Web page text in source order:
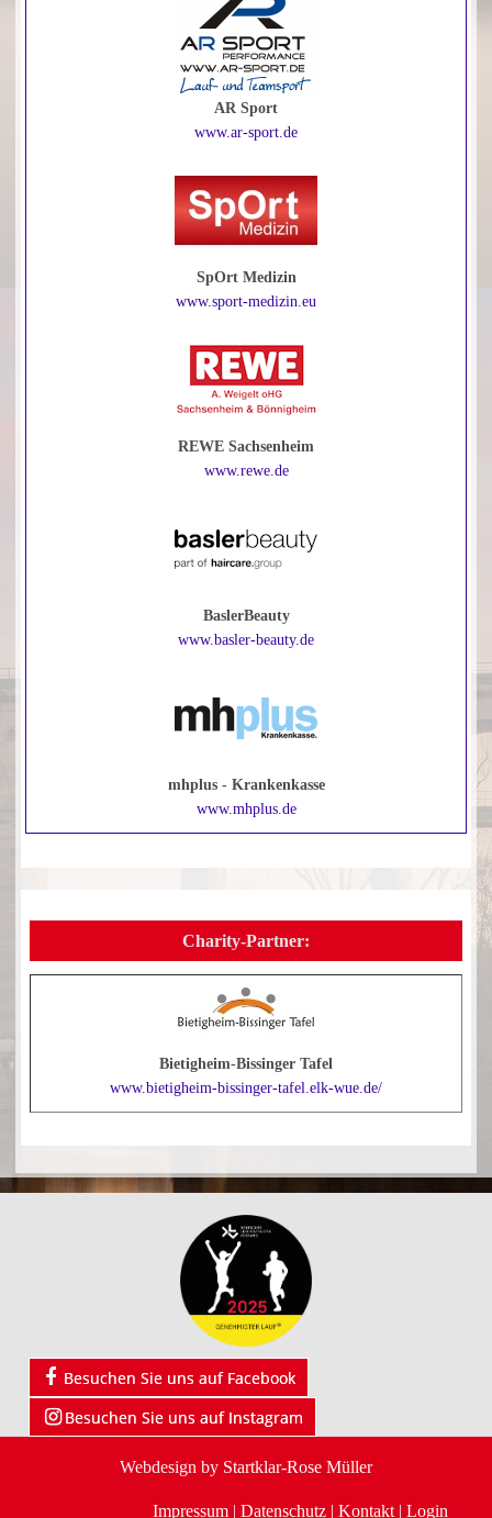
AR Sport
www.ar-sport.de
SpOrt Medizin
www.sport-medizin.eu
REWE Sachsenheim
www.rewe.de
BaslerBeauty
www.basler-beauty.de
mhplus - Krankenkasse
www.mhplus.de
Charity-Partner:
Bietigheim-Bissinger Tafel
www.bietigheim-bissinger-tafel.elk-wue.de/
Besuchen Sie uns auf Facebook
Besuchen Sie uns auf Instagram
Webdesign by Startklar-Rose Müller
Impressum | Datenschutz | Kontakt | Login